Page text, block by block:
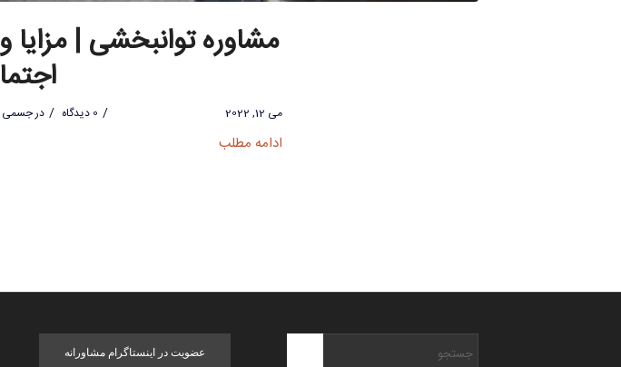
مشاوره توانبخشی |
می 12, 2022 / 0 دیدگاه / درجسمی
ادامه مطلب
عضویت در اینستاگرام مشاورانه